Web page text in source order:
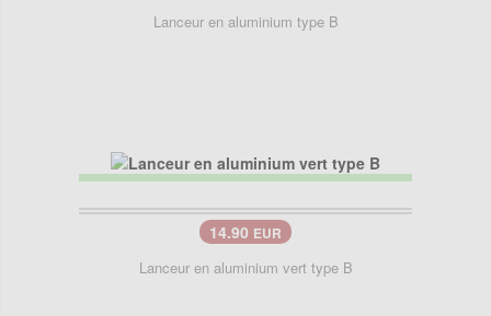
Lanceur en aluminium type B
14.90 EUR
Lanceur en aluminium vert type B